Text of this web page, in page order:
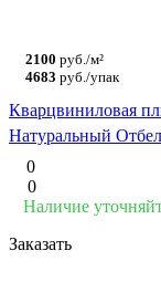
2100 руб./м²
4683 руб./упак
Кварцвиниловая
Натуральный
0
0
Наличие
Заказать